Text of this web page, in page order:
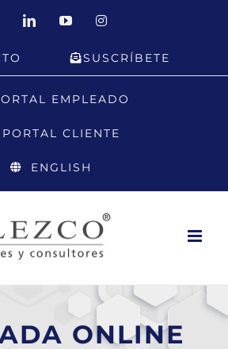
LinkedInYouTubeInstagram
SUSCRÍBETE
EMPLEADO
PORTAL CLIENTE
ENGLISH
ONLINE